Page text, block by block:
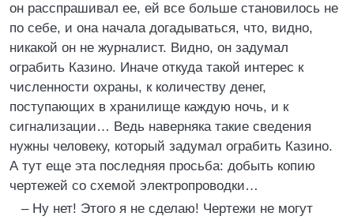
он расспрашивал ее, ей все больше становилось не
по себе, и она начала догадываться, что, видно,
никакой он не журналист. Видно, он задумал
ограбить Казино. Иначе откуда такой интерес к
численности охраны, к количеству денег,
поступающих в хранилище каждую ночь, и к
сигнализации… Ведь наверняка такие сведения
нужны человеку, который задумал ограбить Казино.
А тут еще эта последняя просьба: добыть копию
чертежей со схемой электропроводки…
– Ну нет! Этого я не сделаю! Чертежи не могут